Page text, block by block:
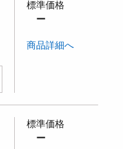
標準価格
ー
商品詳細へ
標準価格
ー